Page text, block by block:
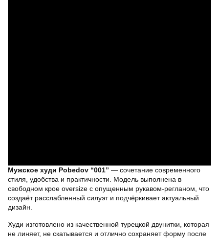
Мужское худи Pobedov “001” — сочетание современного
стиля, удобства и практичности. Модель выполнена в
свободном крое oversize с опущенным рукавом-регланом, что
создаёт расслабленный силуэт и подчёркивает актуальный
дизайн.
Худи изготовлено из качественной турецкой двунитки, которая
не линяет, не скатывается и отлично сохраняет форму после